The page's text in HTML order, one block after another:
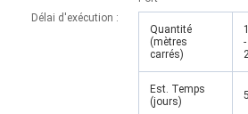
Bande transporteuse en nid
Plat de chaîne de convoyeur
Mesh Belt photovoltaïque solaire
Délai d'exécution :
Quantité
(mètres
carrés)
1
-
Est. Temps
(jours)
5